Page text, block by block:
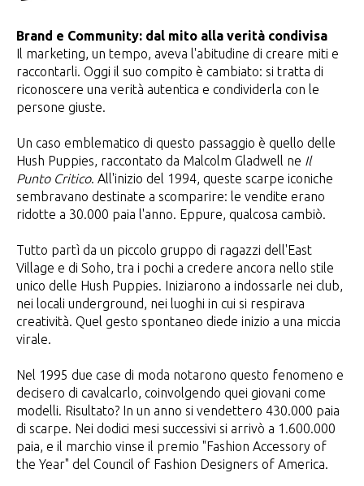
Brand e Community: dal mito alla verità condivisa
Il marketing, un tempo, aveva l'abitudine di creare miti e
raccontarli. Oggi il suo compito è cambiato: si tratta di
riconoscere una verità autentica e condividerla con le
persone giuste.
Un caso emblematico di questo passaggio è quello delle
Hush Puppies, raccontato da Malcolm Gladwell ne Il
Punto Critico. All'inizio del 1994, queste scarpe iconiche
sembravano destinate a scomparire: le vendite erano
ridotte a 30.000 paia l'anno. Eppure, qualcosa cambiò.
Tutto partì da un piccolo gruppo di ragazzi dell'East
Village e di Soho, tra i pochi a credere ancora nello stile
unico delle Hush Puppies. Iniziarono a indossarle nei club,
nei locali underground, nei luoghi in cui si respirava
creatività. Quel gesto spontaneo diede inizio a una miccia
virale.
Nel 1995 due case di moda notarono questo fenomeno e
decisero di cavalcarlo, coinvolgendo quei giovani come
modelli. Risultato? In un anno si vendettero 430.000 paia
di scarpe. Nei dodici mesi successivi si arrivò a 1.600.000
paia, e il marchio vinse il premio "Fashion Accessory of
the Year" del Council of Fashion Designers of America.